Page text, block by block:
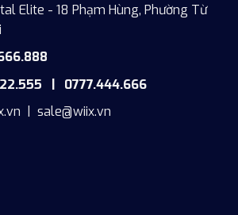
Elite - 18 Phạm Hùng, Phường Từ
| 0777.444.666
sale@wiix.vn